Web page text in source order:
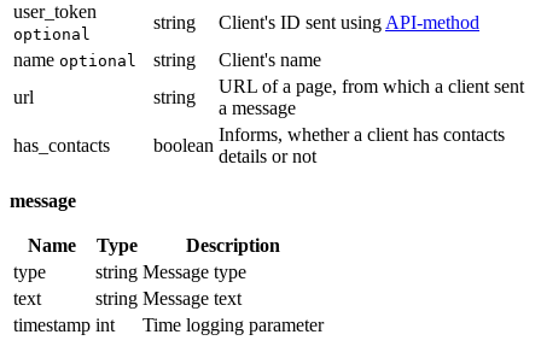
user_token
optional
string Client's ID sent using API-method
name optional string
Client's name
url
string
URL of a page, from which a client sent
a message
has_contacts
boolean
Informs, whether a client has contacts
details or not
message
Name Type
Description
type
string Message type
text
string Message text
timestamp int Time logging parameter